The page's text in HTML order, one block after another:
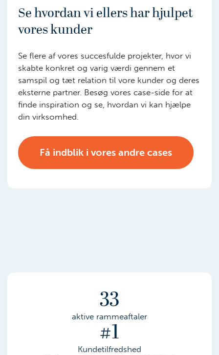
Se hvordan vi ellers har hjulpet
vores kunder
Se flere af vores succesfulde projekter, hvor vi
skabte konkret og varig værdi gennem et
samspil og tæt relation til vore kunder og deres
eksterne partner. Besøg vores case-side for at
finde inspiration og se, hvordan vi kan hjælpe
din virksomhed.
Få indblik i vores andre cases
33
aktive rammeaftaler
#1
Kundetilfredshed